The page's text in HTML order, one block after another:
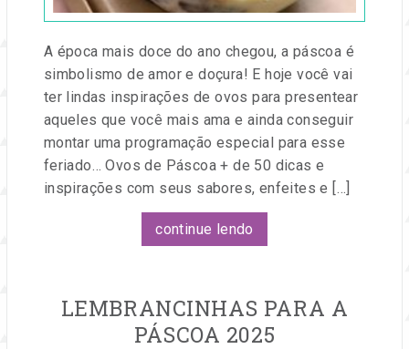
A época mais doce do ano chegou, a páscoa é
simbolismo de amor e doçura! E hoje você vai
ter lindas inspirações de ovos para presentear
aqueles que você mais ama e ainda conseguir
montar uma programação especial para esse
feriado… Ovos de Páscoa + de 50 dicas e
inspirações com seus sabores, enfeites e […]
continue lendo
LEMBRANCINHAS PARA A
PÁSCOA 2025